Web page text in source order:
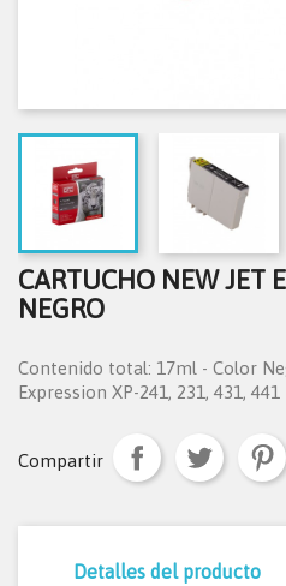
CARTUCHO NEW JET
NEGRO
Contenido total: 17ml - Color
Expression XP-241, 231, 431, 441
Compartir
Detalles del producto